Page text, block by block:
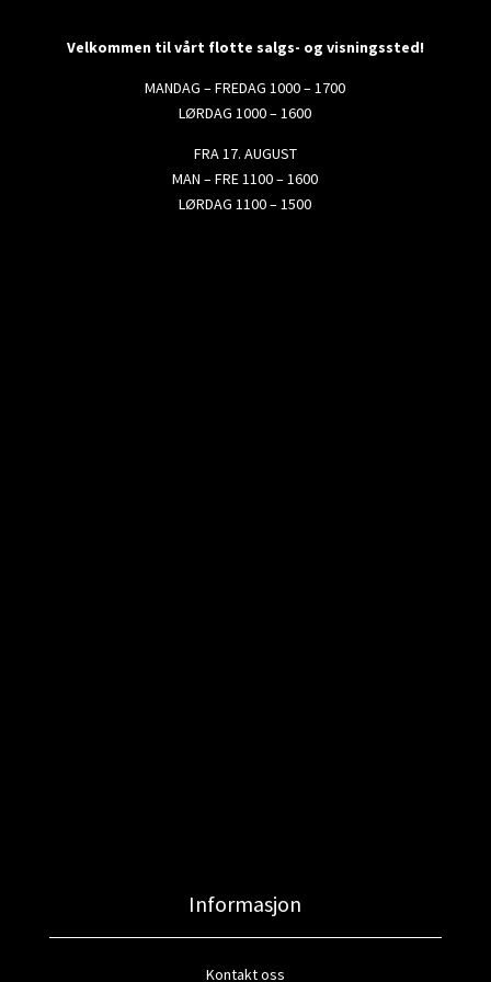
Velkommen til vårt flotte salgs- og visningssted!
MANDAG – FREDAG 1000 – 1700
LØRDAG 1000 – 1600
FRA 17. AUGUST
MAN – FRE 1100 – 1600
LØRDAG 1100 – 1500
Informasjon
Kontakt oss